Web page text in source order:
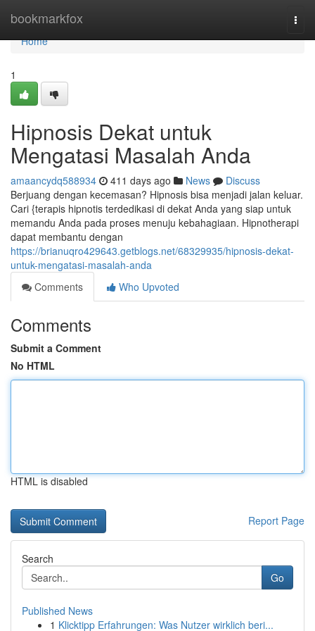
bookmarkfox
Home
Home
1
Hipnosis Dekat untuk
Mengatasi Masalah Anda
amaancydq588934 411 days ago News
Discuss
Berjuang dengan kecemasan? Hipnosis bisa menjadi jalan keluar.
Cari {terapis hipnotis terdedikasi di dekat Anda yang siap untuk
memandu Anda pada proses menuju kebahagiaan. Hipnotherapi
dapat membantu dengan
https://brianuqro429643.getblogs.net/68329935/hipnosis-dekat-
untuk-mengatasi-masalah-anda
Comments
Who Upvoted
Comments
Submit a Comment
No HTML
HTML is disabled
Report Page
Search
Go
Published News
1 Klicktipp Erfahrungen: Was Nutzer wirklich beri...